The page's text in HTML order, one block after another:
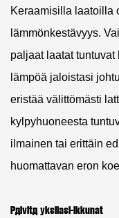
Keraamisilla laatoilla
lämmönkestävyys.
paljaat laatat
lämpöä jaloistasi
eristää välittömästi
kylpyhuoneesta
ilmainen tai erittäin
huomattavan eron
Päivitä yksilasi-ikkunat